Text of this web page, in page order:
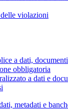
violazioni
a dati,
obbligatoria
a dati e
metadati e